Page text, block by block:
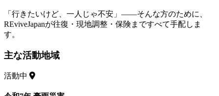
「行きたいけど、一人じゃ不安」——そんな方のために、
REviveJapanが往復・現地調整・保険まですべて手配しま
す。
主な活動地域
活動中